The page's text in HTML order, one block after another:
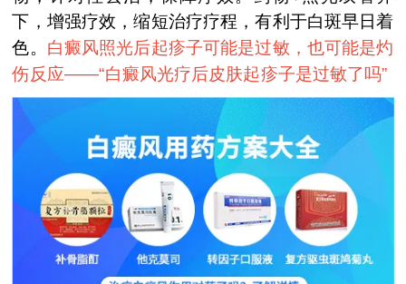
下，增强疗效，缩短治疗疗程，有利于白斑早日着
色。 白癜风照光后起疹子可能是过敏，也可能是灼
伤反应——“白癜风光疗后皮肤起疹子是过敏了吗”